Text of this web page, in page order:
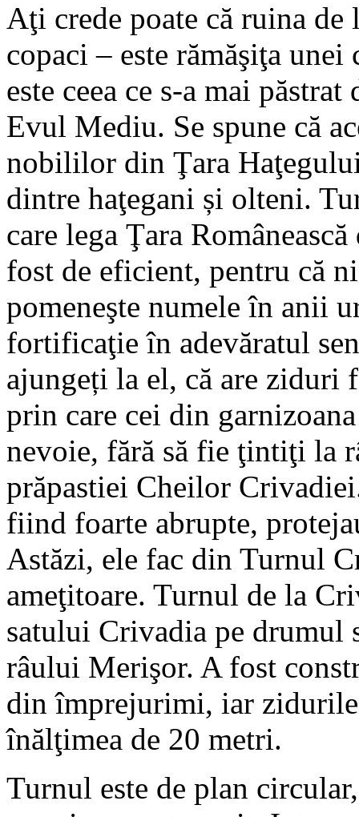
Aţi crede poate că ruina de
copaci – este rămăşiţa
este ceea ce s-a mai
Evul Mediu. Se spune că
nobililor din Ţara
dintre haţegani și olteni.
care lega Ţara
fost de eficient, pentru că
pomeneşte numele în anii
fortificaţie în adevăratul
ajungeți la el, că are ziduri
prin care cei din
nevoie, fără să fie ţintiţi la
prăpastiei Cheilor
fiind foarte abrupte,
Astăzi, ele fac din Turnul
ameţitoare. Turnul de la
satului Crivadia pe drumul
râului Merişor. A fost
din împrejurimi, iar
înălţimea de 20 metri.
Turnul este de plan